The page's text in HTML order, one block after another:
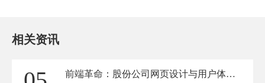
相关资讯
前端革命：股份公司网页设计与用户体验升级之路